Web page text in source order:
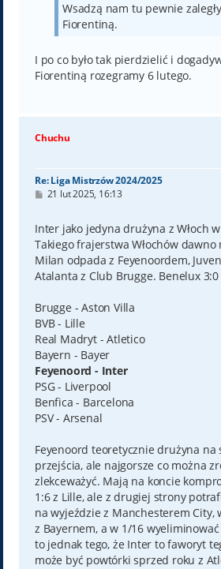
Wsadzą nam tu pewnie
Fiorentiną.
I po co było tak pierdzielić i
Fiorentiną rozegramy 6 lutego.
Chuchu
Re: Liga Mistrzów 2024/2025
P
t
21 lut 2025, 16:13
Inter jako jedyna drużyna z Włoch
Takiego frajerstwa Włochów dawno
Milan odpada z Feyenoordem,
Atalanta z Club Brugge. Benelux 3:0
Brugge - Aston Villa
BVB - Lille
Real Madryt - Atletico
Bayern - Bayer
Feyenoord - Inter
PSG - Liverpool
Benfica - Barcelona
PSV - Arsenal
Feyenoord teoretycznie drużyna na
przejścia, ale najgorsze co można
zlekceważyć. Mają na koncie
1:6 z Lille, ale z drugiej strony
na wyjeździe z Manchesterem City,
z Bayernem, a w 1/16
to jednak tego, że Inter to faworyt
może być powtórki sprzed roku z